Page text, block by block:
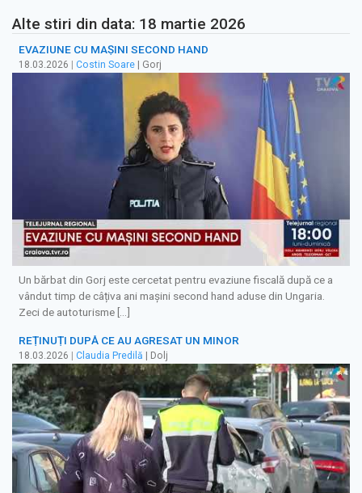
Alte stiri din data: 18 martie 2026
EVAZIUNE CU MAȘINI SECOND HAND
18.03.2026 Costin Soare | Gorj
Un bărbat din Gorj este cercetat pentru evaziune fiscală după ce a
vândut timp de câțiva ani mașini second hand aduse din Ungaria.
Zeci de autoturisme […]
REȚINUȚI DUPĂ CE AU AGRESAT UN MINOR
18.03.2026 | Claudia Predilă | Dolj